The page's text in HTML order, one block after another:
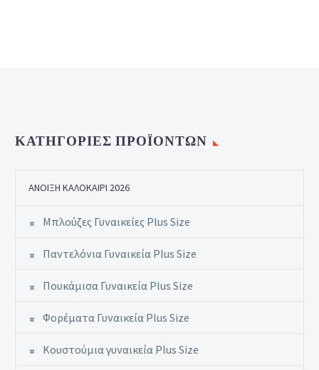
ΚΑΤΗΓΟΡΊΕΣ ΠΡΟΪΌΝΤΩΝ
ΆΝΟΙΞΗ ΚΑΛΟΚΑΊΡΙ 2026
Μπλούζες Γυναικείες Plus Size
Παντελόνια Γυναικεία Plus Size
Πουκάμισα Γυναικεία Plus Size
Φορέματα Γυναικεία Plus Size
Κουστούμια γυναικεία Plus Size